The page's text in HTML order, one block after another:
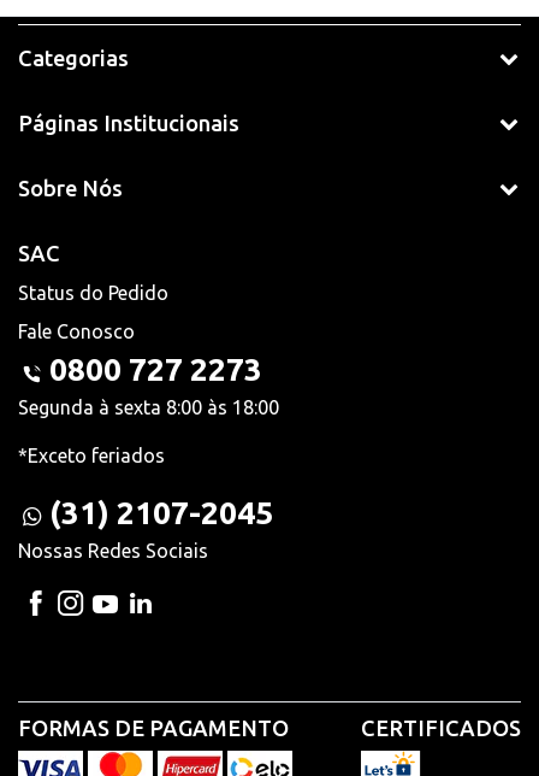
Categorias
Páginas Institucionais
Sobre Nós
SAC
Status do Pedido
Fale Conosco
0800 727 2273
Segunda à sexta 8:00 às 18:00
*Exceto feriados
(31) 2107-2045
Nossas Redes Sociais
FORMAS DE PAGAMENTO CERTIFICADOS